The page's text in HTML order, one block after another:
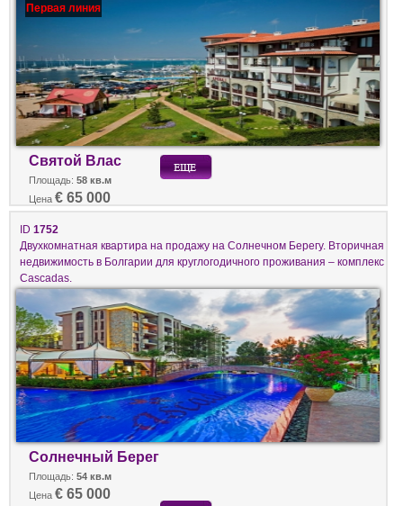
Первая линия
Святой Влас
Площадь: 58 кв.м
Цена € 65 000
ID 1752
Двухкомнатная квартира на продажу на Солнечном Берегу. Вторичная
недвижимость в Болгарии для круглогодичного проживания – комплекс
Cascadas.
Солнечный Берег
Площадь: 54 кв.м
Цена € 65 000